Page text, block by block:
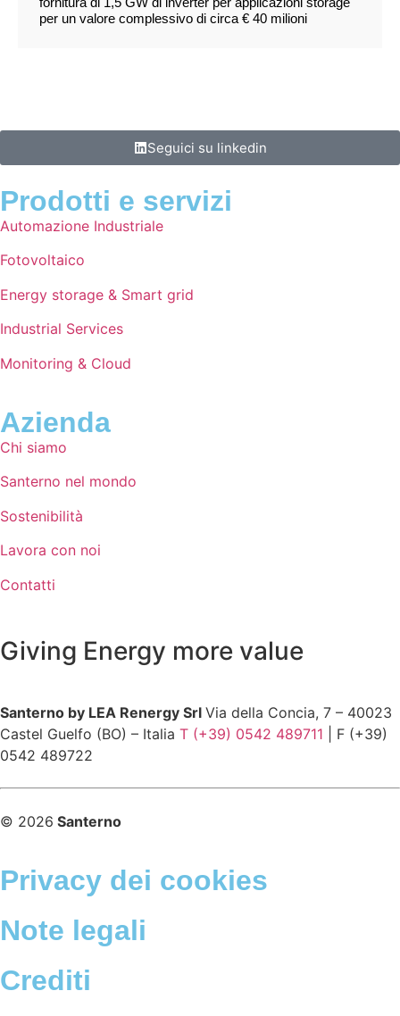
per un valore complessivo di circa € 40 milioni
Seguici su linkedin
Prodotti e servizi
Automazione Industriale
Fotovoltaico
Energy storage & Smart grid
Industrial Services
Monitoring & Cloud
Azienda
Chi siamo
Santerno nel mondo
Sostenibilità
Lavora con noi
Contatti
Giving Energy more value
Santerno by LEA Renergy Srl Via della Concia, 7 – 40023
Castel Guelfo (BO) – Italia T (+39) 0542 489711 | F (+39)
0542 489722
© 2026 Santerno
Privacy dei cookies
Note legali
Crediti